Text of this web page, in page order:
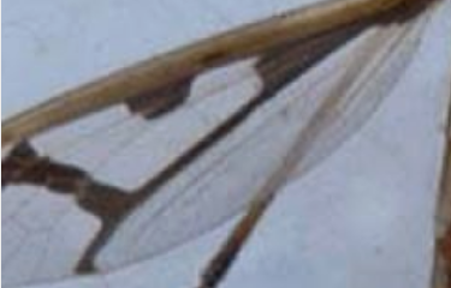
5 см в размахе. Крылья выделяются резкими
две продольные и одна поперечная коричневые
и пятно на переднем крае, сообщает «Заповедное
Приамурье».
—Наверное, он самый крупный, красивый
и запоминающийся из всех хехцирских комаров-
долгоножек. Помимо нынешнего года, этот вид ловили
на Хецире три года назад в Бычихе. Определил его
специалист по комарам-долгоножкам В.И. Девятков
из Северо-Восточного Казахстана
впечатлениями Владимир Дубатолов.
История этого вида берёт начало в 1923 году, когда